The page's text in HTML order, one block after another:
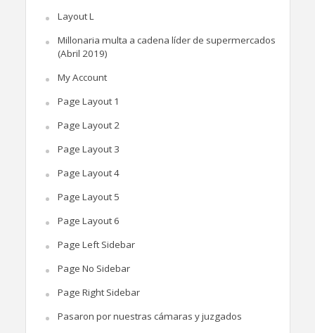
Layout L
Millonaria multa a cadena líder de supermercados
(Abril 2019)
My Account
Page Layout 1
Page Layout 2
Page Layout 3
Page Layout 4
Page Layout 5
Page Layout 6
Page Left Sidebar
Page No Sidebar
Page Right Sidebar
Pasaron por nuestras cámaras y juzgados